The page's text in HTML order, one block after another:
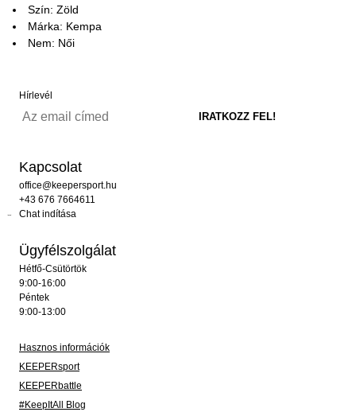
Szín: Zöld
Márka: Kempa
Nem: Női
Hírlevél
Kapcsolat
office@keepersport.hu
+43 676 7664611
Chat indítása
Ügyfélszolgálat
Hétfő-Csütörtök
9:00-16:00
Péntek
9:00-13:00
Hasznos információk
KEEPERsport
KEEPERbattle
#KeepItAll Blog